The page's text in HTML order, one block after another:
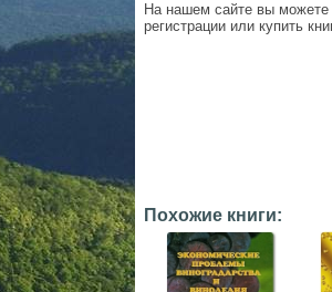
На нашем сайте вы можете
регистрации или купить
Похожие книги: